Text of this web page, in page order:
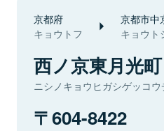
京都府
キョウトフ
京都市中
キョウト
西ノ京東月光町
ニシノキョウヒガシゲッコウ
604-8422